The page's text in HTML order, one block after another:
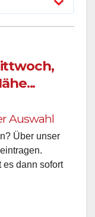
Auswahl
Über unser
es dann sofort